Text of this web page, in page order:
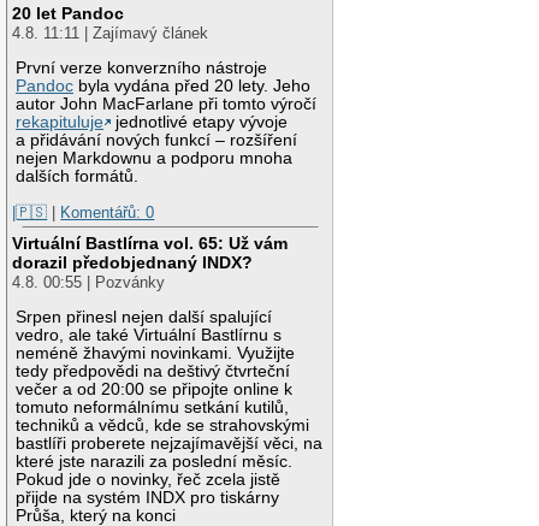
20 let Pandoc
4.8. 11:11 | Zajímavý článek
První verze konverzního nástroje
Pandoc byla vydána před 20 lety. Jeho
autor John MacFarlane při tomto výročí
rekapituluje
jednotlivé etapy vývoje
a přidávání nových funkcí – rozšíření
nejen Markdownu a podporu mnoha
dalších formátů.
|🇵🇸 | Komentářů: 0
Virtuální Bastlírna vol. 65: Už vám
dorazil předobjednaný INDX?
4.8. 00:55 | Pozvánky
Srpen přinesl nejen další spalující
vedro, ale také Virtuální Bastlírnu s
neméně žhavými novinkami. Využijte
tedy předpovědi na deštivý čtvrteční
večer a od 20:00 se připojte online k
tomuto neformálnímu setkání kutilů,
techniků a vědců, kde se strahovskými
bastlíři proberete nejzajímavější věci, na
které jste narazili za poslední měsíc.
Pokud jde o novinky, řeč zcela jistě
přijde na systém INDX pro tiskárny
Průša, který na konci